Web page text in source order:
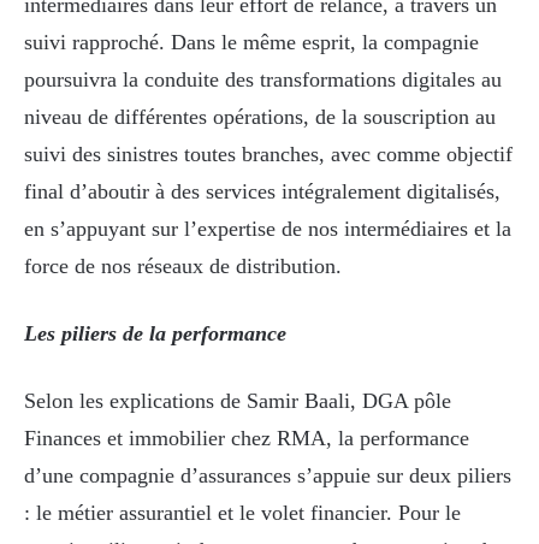
suivi rapproché. Dans le même esprit, la compagnie
poursuivra la conduite des transformations digitales au
niveau de différentes opérations, de la souscription au
suivi des sinistres toutes branches, avec comme objectif
final d’aboutir à des services intégralement digitalisés,
en s’appuyant sur l’expertise de nos intermédiaires et la
force de nos réseaux de distribution.
Les piliers de la performance
Selon les explications de Samir Baali, DGA pôle
Finances et immobilier chez RMA, la performance
d’une compagnie d’assurances s’appuie sur deux piliers
: le métier assurantiel et le volet financier. Pour le